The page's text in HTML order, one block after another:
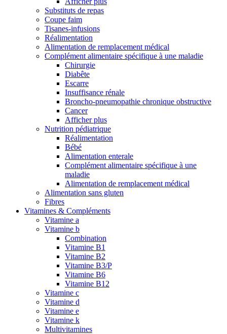
Substituts de repas
Coupe faim
Tisanes-infusions
Réalimentation
Alimentation de remplacement médical
Complément alimentaire spécifique à une maladie
Chirurgie
Diabête
Escarre
Insuffisance rénale
Broncho-pneumopathie chronique obstructive
Cancer
Afficher plus
Nutrition pédiatrique
Réalimentation
Bébé
Alimentation enterale
Complément alimentaire spécifique à une
maladie
Alimentation de remplacement médical
Alimentation sans gluten
Fibres
Vitamines & Compléments
Vitamine a
Vitamine b
Combination
Vitamine B1
Vitamine B2
Vitamine B3/P
Vitamine B6
Vitamine B12
Vitamine c
Vitamine d
Vitamine e
Vitamine k
Multivitamines